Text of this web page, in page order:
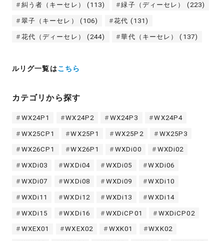
糾う者（キーセレ） (113) 緑子（ディーセレ） (223)
翠子（キーセレ） (106) 花代 (131)
花代（ディーセレ） (244) 華代（キーセレ） (137)
ルリグ一覧はこちら
カテゴリから探す
WX24P1 WX24P2 WX24P3 WX24P4
WX25CP1 WX25P1 WX25P2 WX25P3
WX26CP1 WX26P1 WXDi00 WXDi02
WXDi03 WXDi04 WXDi05 WXDi06
WXDi07 WXDi08 WXDi09 WXDi10
WXDi11 WXDi12 WXDi13 WXDi14
WXDi15 WXDi16 WXDiCP01 WXDiCP02
WXEX01 WXEX02 WXK01 WXK02